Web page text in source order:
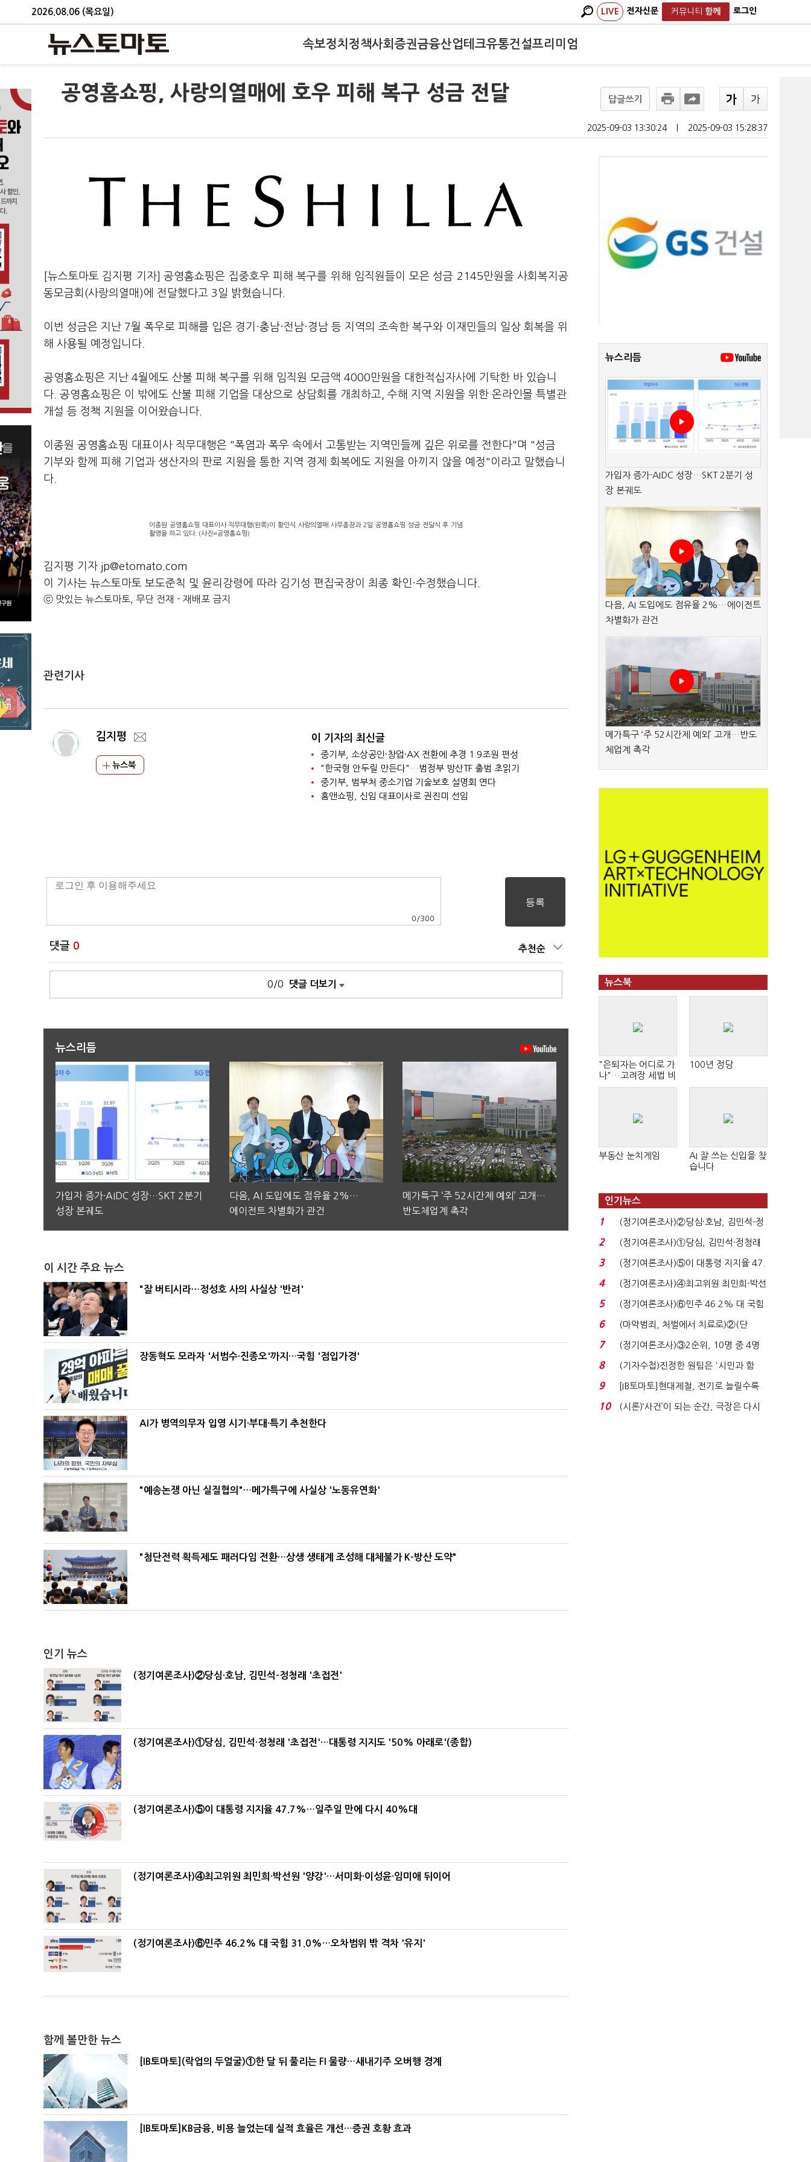
2026.08.06 (목요일) LIVE 전자신문 커뮤니티 함께 로그인
속보정치 정책사회 증권금융산업테크유통건설프리미엄
공영홈쇼핑, 사랑의열매에 호우 피해 복구 성금 전달 답글쓰기
2025-09-03 13:30:24 2025-09-03 15:28:37
[뉴스토마토 김지평 기자] 공영홈쇼핑은 집중호우 피해 복구를 위해 임직원들이 모은 성금 2145만원을 사회복지공
동모금회(사랑의열매)에 전달했다고 3일 밝혔습니다.
이번 성금은 지난 7월 폭우로 피해를 입은 경기·충남·전남·경남 등 지역의 조속한 복구와 이재민들의 일상 회복을 위
해 사용될 예정입니다.
공영홈쇼핑은 지난 4월에도 산불 피해 복구를 위해 임직원 모금액 4000만원을 대한적십자사에 기탁한 바 있습니
다. 공영홈쇼핑은 이 밖에도 산불 피해 기업을 대상으로 상담회를 개최하고, 수해 지역 지원을 위한 온라인몰 특별관
개설 등 정책 지원을 이어왔습니다.
이종원 공영홈쇼핑 대표이사 직무대행은 "폭염과 폭우 속에서 고통받는 지역민들께 깊은 위로를 전한다"며 "성금
기부와 함께 피해 기업과 생산자의 판로 지원을 통한 지역 경제 회복에도 지원을 아끼지 않을 예정"이라고 말했습니
다.
이종원 공영홈쇼핑 대표이사 직무대행(왼쪽)이 황인식 사랑의열매 사무총장과 2일 공영홈쇼핑 성금 전달식 후 기념
촬영을 하고 있다. (사진=공영홈쇼핑)
김지평 기자 jp@etomato.com
이 기사는 뉴스토마토 보도준칙 및 윤리강령에 따라 김기성 편집국장이 최종 확인·수정했습니다.
ⓒ 맛있는 뉴스토마토, 무단 전재 - 재배포 금지
관련기사
김지평
뉴스북
이 기자의 최신글
중기부, 소상공인·창업·AX 전환에 추경 1.9조원 편성
"한국형 안두릴 만든다"…범정부 방산TF 출범 초읽기
중기부, 범부처 중소기업 기술보호 설명회 연다
홈앤쇼핑, 신임 대표이사로 권진미 선임
0 /300
댓글 0 추천순
0/0 댓글 더보기
뉴스리듬
가입자 증가·AIDC 성장…SKT 2분기
성장 본궤도
다음, AI 도입에도 점유율 2%…
에이전트 차별화가 관건
메가특구 ‘주 52시간제 예외’ 고개…
반도체업계 촉각
이 시간 주요 뉴스
"잘 버티시라…정성호 사의 사실상 '반려'
장동혁도 모라자 '서범수·진종오'까지…국힘 '점입가경'
AI가 병역의무자 입영 시기·부대·특기 추천한다
"예송논쟁 아닌 실질협의"…메가특구에 사실상 '노동유연화'
"첨단전력 획득제도 패러다임 전환…상생 생태계 조성해 대체불가 K-방산 도약"
인기 뉴스
(정기여론조사)②당심·호남, 김민석-정청래 '초접전'
(정기여론조사)①당심, 김민석·정청래 '초접전'…대통령 지지도 '50% 아래로'(종합)
(정기여론조사)⑤이 대통령 지지율 47.7%…일주일 만에 다시 40%대
(정기여론조사)④최고위원 최민희·박선원 '양강'…서미화·이성윤·임미애 뒤이어
(정기여론조사)⑥민주 46.2% 대 국힘 31.0%…오차범위 밖 격차 '유지'
함께 볼만한 뉴스
[IB토마토](락업의 두얼굴)①한 달 뒤 풀리는 FI 물량…새내기주 오버행 경계
[IB토마토]KB금융, 비용 늘었는데 실적 효율은 개선…증권 호황 효과
뉴스리듬
가입자 증가·AIDC 성장…SKT 2분기 성
장 본궤도
다음, AI 도입에도 점유율 2%…에이전트
차별화가 관건
메가특구 ‘주 52시간제 예외’ 고개…반도
체업계 촉각
뉴스북
"은퇴자는 어디로 가
나"…고려장 세법 비
판 확산
100년 정당
부동산 눈치게임
AI 잘 쓰는 신입을 찾
습니다
인기뉴스
1
(정기여론조사)②당심·호남, 김민석-정
청래 '초접전'...
2
(정기여론조사)①당심, 김민석·정청래
'초접전'…대통령 ...
3
(정기여론조사)⑤이 대통령 지지율 47.
7%…일주일 만에 ...
4
(정기여론조사)④최고위원 최민희·박선
원 '양강'…서미...
5
(정기여론조사)⑥민주 46.2% 대 국힘
31.0%…오차범위 밖 ...
6
(마약범죄, 처벌에서 치료로)②(단
독)"마약은 전염병…여성...
7
(정기여론조사)③2순위, 10명 중 4명
'송영길'…정청래 '한 ...
8
(기자수첩)진정한 원팀은 '시민과 함
께'일 때 완성...
9
[IB토마토]현대제철, 전기로 늘릴수록
전기료 부담…저...
10
(시론)‘사건’이 되는 순간, 극장은 다시